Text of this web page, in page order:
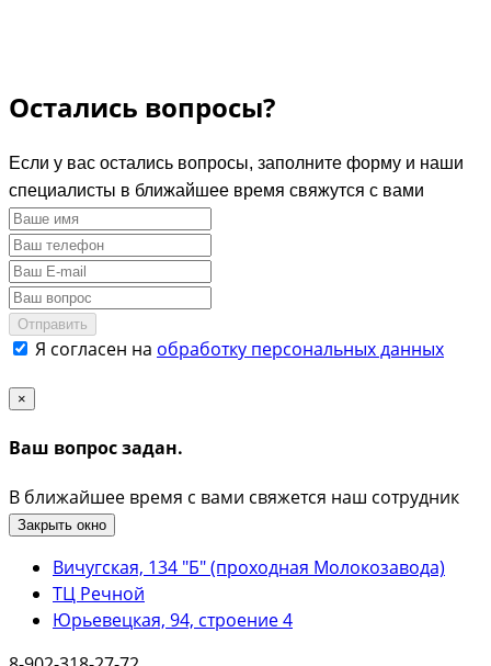
Остались вопросы?
Если у вас остались вопросы, заполните форму и наши
специалисты в ближайшее время свяжутся с вами
Отправить
Я согласен на обработку персональных данных
×
Ваш вопрос задан.
В ближайшее время с вами свяжется наш сотрудник
Закрыть окно
Вичугская, 134 "Б" (проходная Молокозавода)
ТЦ Речной
Юрьевецкая, 94, строение 4